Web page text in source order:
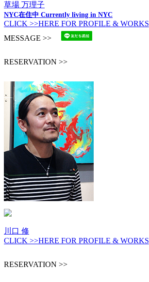
草場 万理子
NYC在住中 Currently living in NYC
CLICK >>HERE FOR PROFILE & WORKS
MESSAGE >>
RESERVATION >>
川口 修
CLICK >>HERE FOR PROFILE & WORKS
RESERVATION >>